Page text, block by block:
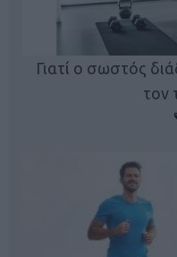
Γιατί ο σωστός
τον